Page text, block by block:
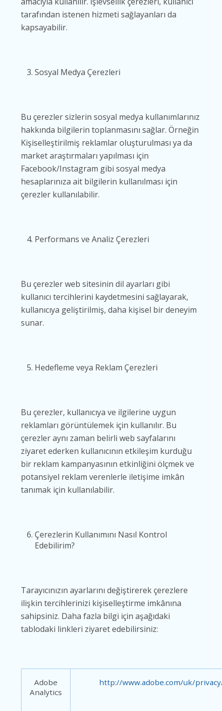
tarafından istenen hizmeti sağlayanları da
kapsayabilir.
Sosyal Medya Çerezleri
Bu çerezler sizlerin sosyal medya kullanımlarınız
hakkında bilgilerin toplanmasını sağlar. Örneğin
Kişiselleştirilmiş reklamlar oluşturulması ya da
market araştırmaları yapılması için
Facebook/Instagram gibi sosyal medya
hesaplarınıza ait bilgilerin kullanılması için
çerezler kullanılabilir.
Performans ve Analiz Çerezleri
Bu çerezler web sitesinin dil ayarları gibi
kullanıcı tercihlerini kaydetmesini sağlayarak,
kullanıcıya geliştirilmiş, daha kişisel bir deneyim
sunar.
Hedefleme veya Reklam Çerezleri
Bu çerezler, kullanıcıya ve ilgilerine uygun
reklamları görüntülemek için kullanılır. Bu
çerezler aynı zaman belirli web sayfalarını
ziyaret ederken kullanıcının etkileşim kurduğu
bir reklam kampanyasının etkinliğini ölçmek ve
potansiyel reklam verenlerle iletişime imkân
tanımak için kullanılabilir.
Çerezlerin Kullanımını Nasıl Kontrol
Edebilirim?
Tarayıcınızın ayarlarını değiştirerek çerezlere
ilişkin tercihlerinizi kişiselleştirme imkânına
sahipsiniz. Daha fazla bilgi için aşağıdaki
tablodaki linkleri ziyaret edebilirsiniz:
Adobe
Analytics
http://www.adobe.com/uk/